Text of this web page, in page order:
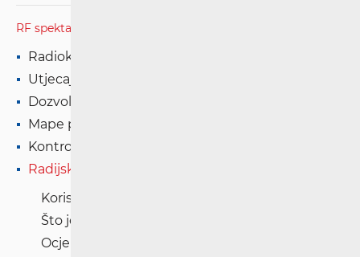
RF spektar
Radiokomunikacije i radiodifuzija
Utjecaj elektromagnetskih polja (EMP)
Dozvole
Mape pokrivenosti
Kontrola spektra
Radijska oprema
Korisničke informacije
Što je to radijska oprema?
Ocjenjivanje sukladnosti